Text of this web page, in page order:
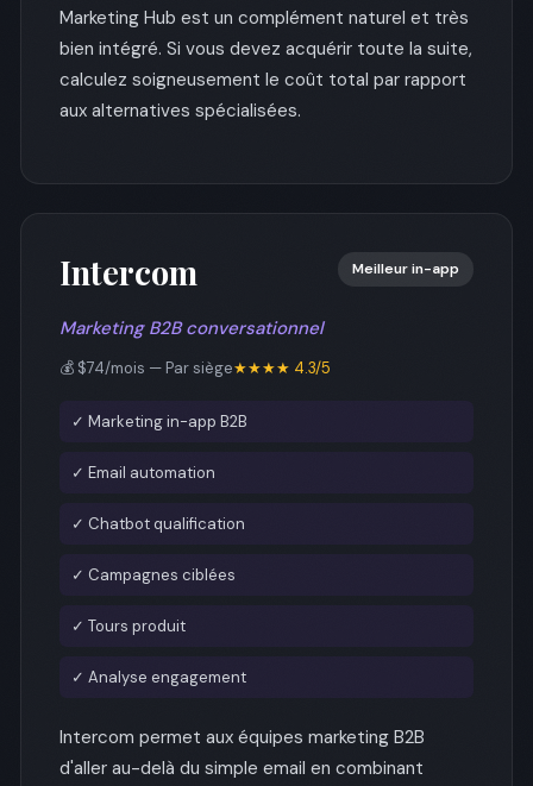
Marketing Hub est un complément naturel et très
bien intégré. Si vous devez acquérir toute la suite,
calculez soigneusement le coût total par rapport
aux alternatives spécialisées.
Intercom Meilleur in-app
Marketing B2B conversationnel
💰 $74/mois — Par siège★★★★ 4.3/5
✓ Marketing in-app B2B
✓ Email automation
✓ Chatbot qualification
✓ Campagnes ciblées
✓ Tours produit
✓ Analyse engagement
Intercom permet aux équipes marketing B2B
d'aller au-delà du simple email en combinant